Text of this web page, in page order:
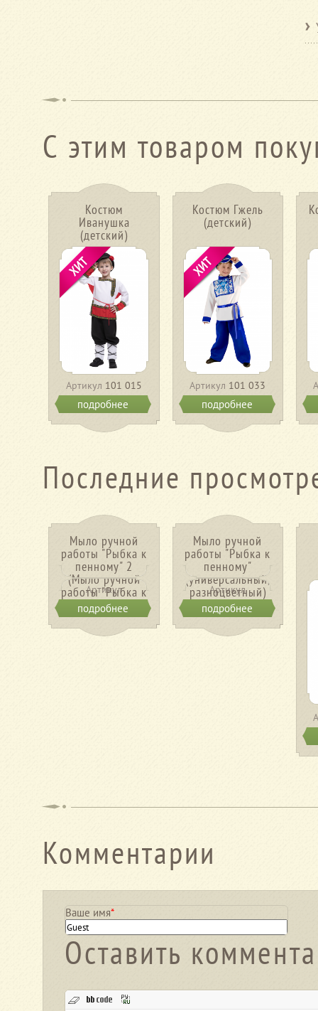
С этим товаром
Костюм
Иванушка
(детский)
Артикул 101 015
подробнее
Костюм Гжель
(детский)
Артикул 101 033
подробнее
Последние
Мыло ручной
работы "Рыбка к
пенному" 2
(Мыло ручной
работы "Рыбка к
пенному" 2)
Артикул
подробнее
Мыло ручной
работы "Рыбка к
пенному"
(универсальный,
разноцветный)
Артикул
подробнее
Комментарии
Ваше имя*
Оставить